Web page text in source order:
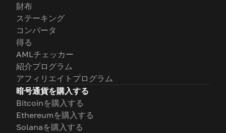
財布
ステーキング
コンバータ
得る
AMLチェッカー
紹介プログラム
アフィリエイトプログラム
暗号通貨を購入する
Bitcoinを購入する
Ethereumを購入する
Solanaを購入する